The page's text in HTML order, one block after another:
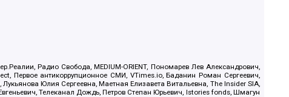
Радио Свобода, MEDIUM-ORIENT, Пономарев Лев Александрович,
Первое антикоррупционное СМИ, VTimes.io, Баданин Роман Сергеевич,
Юлия Сергеевна, Маетная Елизавета Витальевна, The Insider SIA,
Телеканал Дождь, Петров Степан Юрьевич, Istories fonds, Шмагун